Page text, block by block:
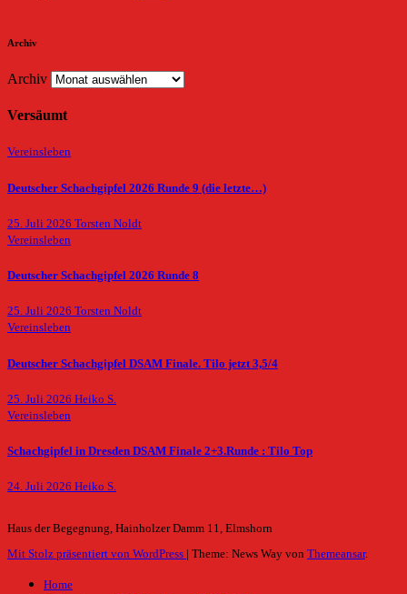
Archiv
Archiv
Versäumt
Vereinsleben
Deutscher Schachgipfel 2026 Runde 9 (die letzte…)
25. Juli 2026 Torsten Noldt
Vereinsleben
Deutscher Schachgipfel 2026 Runde 8
25. Juli 2026 Torsten Noldt
Vereinsleben
Deutscher Schachgipfel DSAM Finale. Tilo jetzt 3,5/4
25. Juli 2026 Heiko S.
Vereinsleben
Schachgipfel in Dresden DSAM Finale 2+3.Runde : Tilo Top
24. Juli 2026 Heiko S.
Haus der Begegnung, Hainholzer Damm 11, Elmshorn
Mit Stolz präsentiert von WordPress
Theme: News Way von Themeansar.
Home